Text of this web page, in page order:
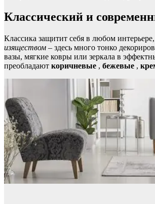
Классический и
Классика защитит себя в любом
изяществом – здесь много тонко
вазы, мягкие ковры или зеркала в
преобладают коричневые , бежевые ,